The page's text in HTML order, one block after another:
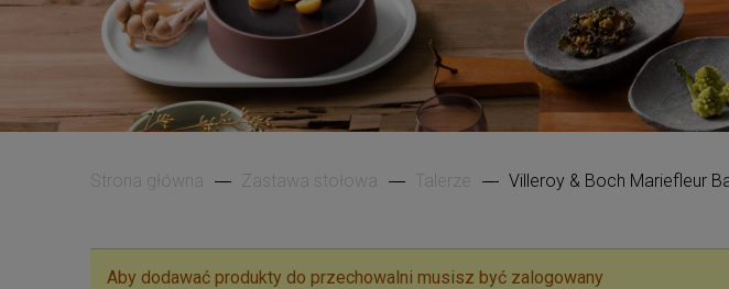
Strona główna Zastawa stołowa Talerze Villeroy & Boch Mariefleur
Aby dodawać produkty do przechowalni musisz być zalogowany